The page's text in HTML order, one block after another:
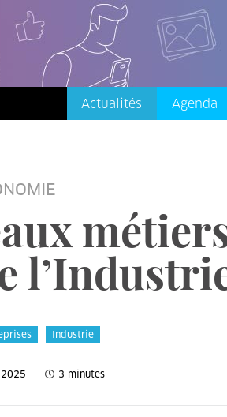
Actualités Agenda
Industrie
3 minutes